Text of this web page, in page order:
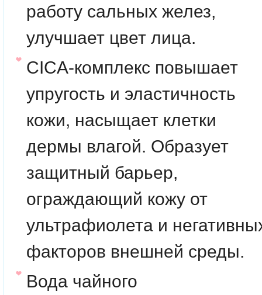
работу сальных желез,
улучшает цвет лица.
CICA-комплекс повышает
упругость и эластичность
кожи, насыщает клетки
дермы влагой. Образует
защитный барьер,
ограждающий кожу от
ультрафиолета и
факторов внешней среды.
Вода чайного